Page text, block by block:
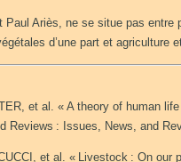
Ariès, ne se situe pas
d’une part et agriculture
et al. « A theory of human
: Issues, News, and
et al. « Livestock : On